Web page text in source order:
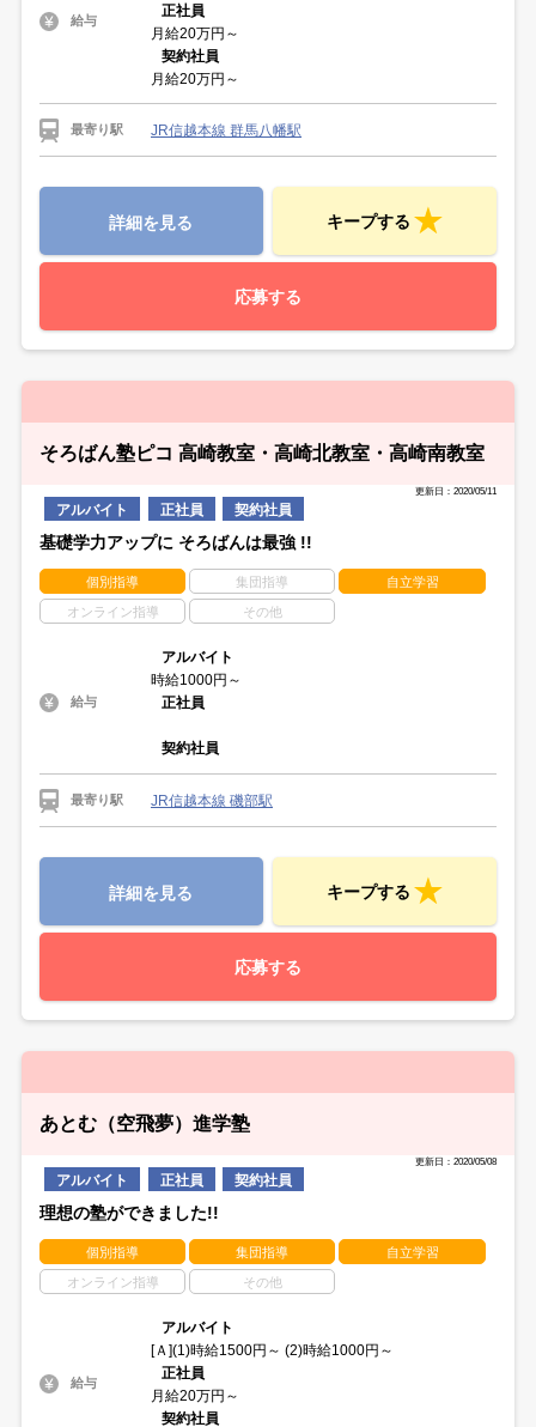
給与
正社員
月給20万円～
契約社員
月給20万円～
最寄り駅 JR信越本線 群馬八幡駅
詳細を見る キープする
応募する
そろばん塾ピコ 高崎教室・高崎北教室・高崎南教室
更新日：2020/05/11
アルバイト 正社員 契約社員
基礎学力アップに そろばんは最強 !!
個別指導 集団指導 自立学習
オンライン指導 その他
給与
アルバイト
時給1000円～
正社員
契約社員
最寄り駅 JR信越本線 磯部駅
詳細を見る キープする
応募する
あとむ（空飛夢）進学塾
更新日：2020/05/08
アルバイト 正社員 契約社員
理想の塾ができました!!
個別指導 集団指導 自立学習
オンライン指導 その他
給与
アルバイト
[Ａ](1)時給1500円～ (2)時給1000円～
正社員
月給20万円～
契約社員